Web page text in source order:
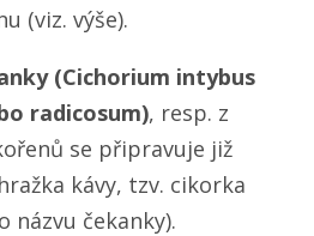
(viz. výše).
(Cichorium intybus
radicosum), resp. z
se připravuje již
kávy, tzv. cikorka
názvu čekanky).